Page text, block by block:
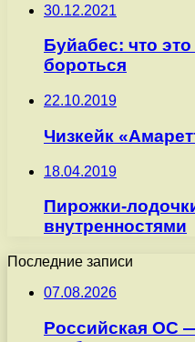
30.12.2021
Буйабес: что
бороться
22.10.2019
Чизкейк
18.04.2019
Пирожки-
внутренностями
Последние записи
07.08.2026
Российская ОС